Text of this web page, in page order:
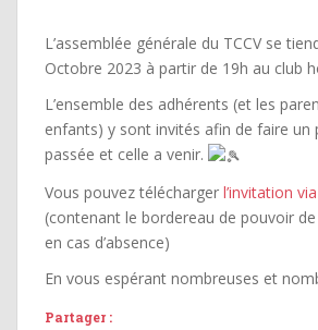
L’assemblée générale du TCCV se
Octobre 2023 à partir de 19h au club
L’ensemble des adhérents (et les
enfants) y sont invités afin de faire un
passée et celle a venir.
Vous pouvez télécharger l’invitation
(contenant le bordereau de pouvoir
en cas d’absence)
En vous espérant nombreuses et
Partager :